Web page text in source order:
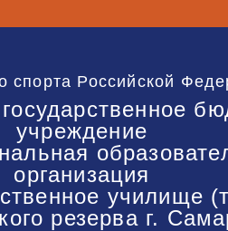
спорта Российской
учреждение
организация
училище
резерва г.